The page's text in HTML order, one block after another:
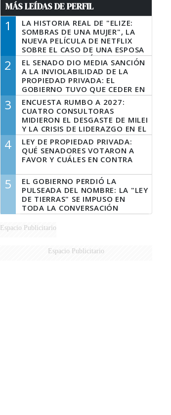
MÁS LEÍDAS DE PERFIL
1
LA HISTORIA REAL DE "ELIZE:
SOMBRAS DE UNA MUJER", LA
NUEVA PELÍCULA DE NETFLIX
SOBRE EL CASO DE UNA ESPOSA
QUE DESCUARTIZÓ A SU
MARIDO
2
EL SENADO DIO MEDIA SANCIÓN
A LA INVIOLABILIDAD DE LA
PROPIEDAD PRIVADA: EL
GOBIERNO TUVO QUE CEDER EN
LA LEY DEL MANEJO DEL FUEGO
3
ENCUESTA RUMBO A 2027:
CUATRO CONSULTORAS
MIDIERON EL DESGASTE DE MILEI
Y LA CRISIS DE LIDERAZGO EN EL
PERONISMO
4
LEY DE PROPIEDAD PRIVADA:
QUÉ SENADORES VOTARON A
FAVOR Y CUÁLES EN CONTRA
5
EL GOBIERNO PERDIÓ LA
PULSEADA DEL NOMBRE: LA "LEY
DE TIERRAS" SE IMPUSO EN
TODA LA CONVERSACIÓN
DIGITAL
Espacio Publicitario
Espacio Publicitario